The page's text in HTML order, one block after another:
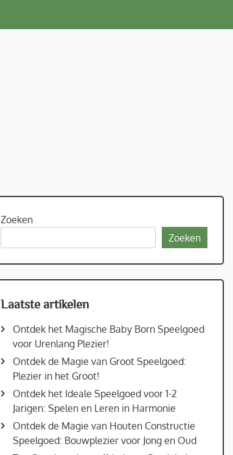
Zoeken
Zoeken
Laatste artikelen
Ontdek het Magische Baby Born Speelgoed
voor Urenlang Plezier!
Ontdek de Magie van Groot Speelgoed:
Plezier in het Groot!
Ontdek het Ideale Speelgoed voor 1-2
Jarigen: Spelen en Leren in Harmonie
Ontdek de Magie van Houten Constructie
Speelgoed: Bouwplezier voor Jong en Oud